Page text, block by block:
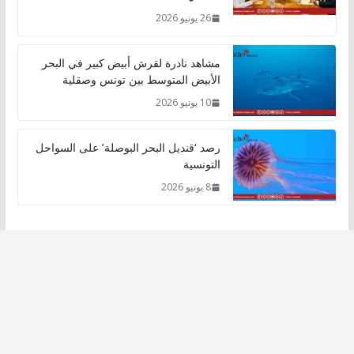
26 يونيو 2026
مشاهد نادرة لقرش أبيض كبير في البحر
الأبيض المتوسط بين تونس وصقلية
10 يونيو 2026
رصد ‘قنديل البحر البوصلة’ على السواحل
التونسية
8 يونيو 2026